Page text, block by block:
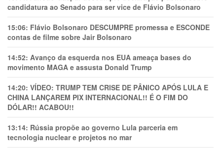
candidatura ao Senado para ser vice de Flávio Bolsonaro
15:06: Flávio Bolsonaro DESCUMPRE promessa e ESCONDE
contas de filme sobre Jair Bolsonaro
14:52: Avanço da esquerda nos EUA ameaça bases do
movimento MAGA e assusta Donald Trump
14:20: VÍDEO: TRUMP TEM CRlSE DE PÂNlCO APÓS LULA E
CHINA LANÇAREM PIX INTERNACIONAL!! É O FIM DO
DÓLAR!! ACABOU!!
13:14: Rússia propõe ao governo Lula parceria em
tecnologia nuclear e projetos no mar